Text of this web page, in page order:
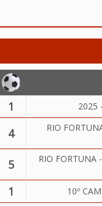
1 2025
4
RIO
5
RIO
1 10º